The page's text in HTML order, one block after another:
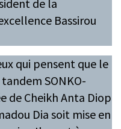
de la
Bassirou
qui pensent que le
SONKO-
de Cheikh Anta Diop
Dia soit mise en